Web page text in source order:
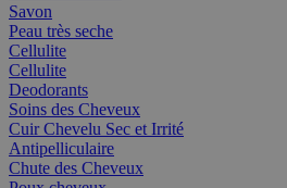
Savon
Peau très seche
Cellulite
Cellulite
Deodorants
Soins des Cheveux
Cuir Chevelu Sec et Irrité
Antipelliculaire
Chute des Cheveux